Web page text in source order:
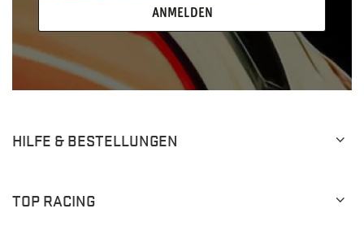
ANMELDEN
HILFE & BESTELLUNGEN
TOP RACING